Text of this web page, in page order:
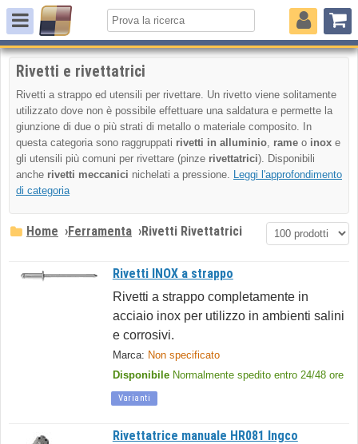
Rivetti e rivettatrici
Rivetti a strappo ed utensili per rivettare. Un rivetto viene solitamente
utilizzato dove non è possibile effettuare una saldatura e permette la
giunzione di due o più strati di metallo o materiale composito. In
questa categoria sono raggruppati rivetti in alluminio, rame o inox e
gli utensili più comuni per rivettare (pinze rivettatrici). Disponibili
anche rivetti meccanici nichelati a pressione. Leggi l'approfondimento
di categoria
Home ›Ferramenta ›Rivetti Rivettatrici
Rivetti INOX a strappo
Rivetti a strappo completamente in
acciaio inox per utilizzo in ambienti salini
e corrosivi.
Marca: Non specificato
Disponibile Normalmente spedito entro 24/48 ore
Varianti
Rivettatrice manuale HR081 Ingco